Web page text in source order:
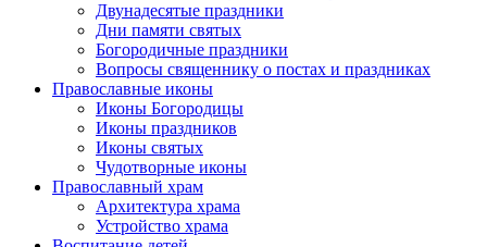
Двунадесятые праздники
Дни памяти святых
Богородичные праздники
Вопросы священнику о постах и праздниках
Православные иконы
Иконы Богородицы
Иконы праздников
Иконы святых
Чудотворные иконы
Православный храм
Архитектура храма
Устройство храма